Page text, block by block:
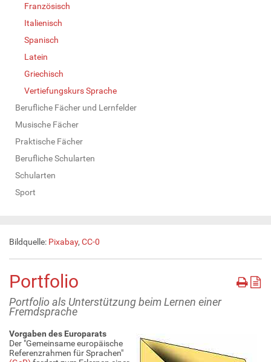
Französisch
Italienisch
Spanisch
Latein
Griechisch
Vertiefungskurs Sprache
Berufliche Fächer und Lernfelder
Musische Fächer
Praktische Fächer
Berufliche Schularten
Schularten
Sport
Bildquelle: Pixabay, CC-0
Portfolio
Portfolio als Unterstützung beim Lernen einer
Fremdsprache
Vorgaben des Europarats
Der "Gemeinsame europäische
Referenzrahmen für Sprachen"